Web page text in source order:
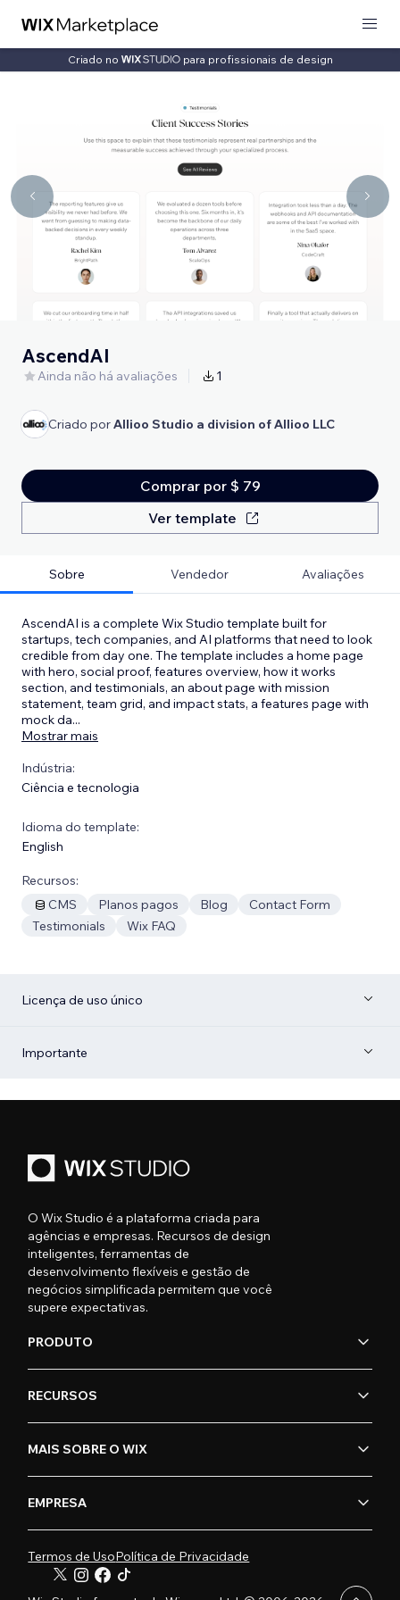
Criado no para profissionais de design
AscendAI
Ainda não há avaliações 1
Criado porAllioo Studio a division of Allioo LLC
Comprar por $ 79
Ver template
Sobre Vendedor Avaliações
AscendAI is a complete Wix Studio template built for
startups, tech companies, and AI platforms that need to look
credible from day one. The template includes a home page
with hero, social proof, features overview, how it works
section, and testimonials, an about page with mission
statement, team grid, and impact stats, a features page with
mock da...
Mostrar mais
Indústria:
Ciência e tecnologia
Idioma do template:
English
Recursos:
CMS
Planos pagos Blog
Contact Form
Testimonials
Wix FAQ
Licença de uso único
Importante
O Wix Studio é a plataforma criada para
agências e empresas. Recursos de design
inteligentes, ferramentas de
desenvolvimento flexíveis e gestão de
negócios simplificada permitem que você
supere expectativas.
PRODUTO
RECURSOS
MAIS SOBRE O WIX
EMPRESA
Termos de UsoPolítica de Privacidade